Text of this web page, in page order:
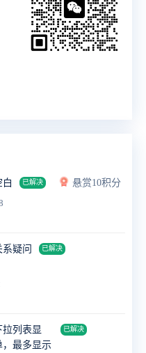
已解决
悬赏10积分
疑问 已解决
列表显
，最多显示
已解决